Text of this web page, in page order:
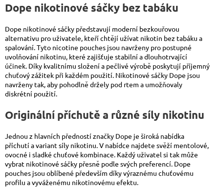
Dope nikotinové sáčky bez tabáku
Dope nikotinové sáčky představují moderní bezkouřovou
alternativu pro uživatele, kteří chtějí užívat nikotin bez tabáku a
spalování. Tyto nicotine pouches jsou navrženy pro postupné
uvolňování nikotinu, které zajišťuje stabilní a dlouhotrvající
účinek. Díky kvalitnímu složení a pečlivé výrobě poskytují příjemný
chuťový zážitek při každém použití. Nikotinové sáčky Dope jsou
navrženy tak, aby pohodlně držely pod rtem a umožňovaly
diskrétní použití.
Originální příchutě a různé síly nikotinu
Jednou z hlavních předností značky Dope je široká nabídka
příchutí a variant síly nikotinu. V nabídce najdete svěží mentolové,
ovocné i sladké chuťové kombinace. Každý uživatel si tak může
vybrat nikotinové sáčky přesně podle svých preferencí. Dope
pouches jsou oblíbené především díky výraznému chuťovému
profilu a vyváženému nikotinovému efektu.